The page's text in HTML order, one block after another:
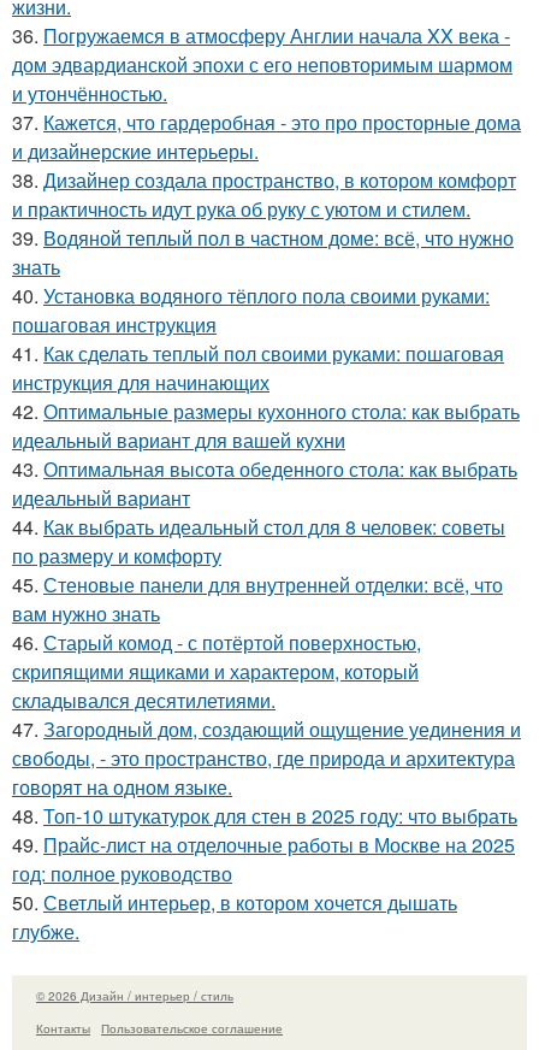
жизни.
36. Погружаемся в атмосферу Англии начала XX века -
дом эдвардианской эпохи с его неповторимым шармом
и утончённостью.
37. Кажется, что гардеробная - это про просторные дома
и дизайнерские интерьеры.
38. Дизайнер создала пространство, в котором комфорт
и практичность идут рука об руку с уютом и стилем.
39. Водяной теплый пол в частном доме: всё, что нужно
знать
40. Установка водяного тёплого пола своими руками:
пошаговая инструкция
41. Как сделать теплый пол своими руками: пошаговая
инструкция для начинающих
42. Оптимальные размеры кухонного стола: как выбрать
идеальный вариант для вашей кухни
43. Оптимальная высота обеденного стола: как выбрать
идеальный вариант
44. Как выбрать идеальный стол для 8 человек: советы
по размеру и комфорту
45. Стеновые панели для внутренней отделки: всё, что
вам нужно знать
46. Старый комод - с потёртой поверхностью,
скрипящими ящиками и характером, который
складывался десятилетиями.
47. Загородный дом, создающий ощущение уединения и
свободы, - это пространство, где природа и архитектура
говорят на одном языке.
48. Топ-10 штукатурок для стен в 2025 году: что выбрать
49. Прайс-лист на отделочные работы в Москве на 2025
год: полное руководство
50. Светлый интерьер, в котором хочется дышать
глубже.
© 2026 Дизайн / интерьер / стиль
Контакты
Пользовательское соглашение